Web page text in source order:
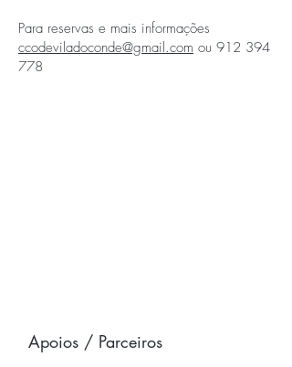
Para reservas e mais informações
ccodeviladoconde@gmail.com ou 912 394
778
Apoios / Parceiros